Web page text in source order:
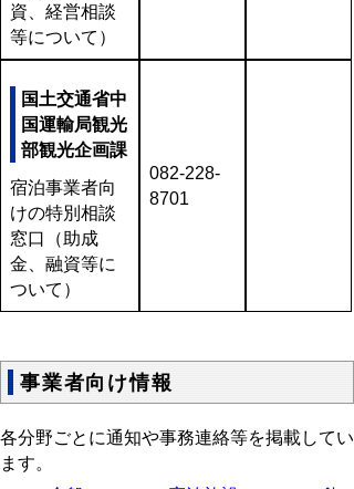
資、経営相談
等について）
国土交通省中
国運輸局観光
部観光企画課
宿泊事業者向
けの特別相談
窓口（助成
金、融資等に
ついて）
082-228-
8701
事業者向け情報
各分野ごとに通知や事務連絡等を掲載してい
ます。